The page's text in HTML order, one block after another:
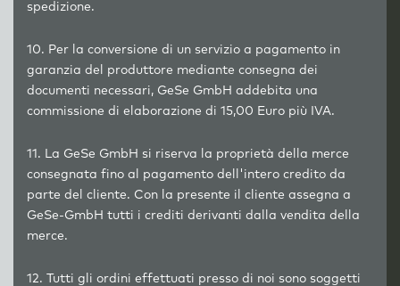
spedizione.
10. Per la conversione di un servizio a pagamento in
garanzia del produttore mediante consegna dei
documenti necessari, GeSe GmbH addebita una
commissione di elaborazione di 15,00 Euro più IVA.
11. La GeSe GmbH si riserva la proprietà della merce
consegnata fino al pagamento dell'intero credito da
parte del cliente. Con la presente il cliente assegna a
GeSe-GmbH tutti i crediti derivanti dalla vendita della
merce.
12. Tutti gli ordini effettuati presso di noi sono soggetti